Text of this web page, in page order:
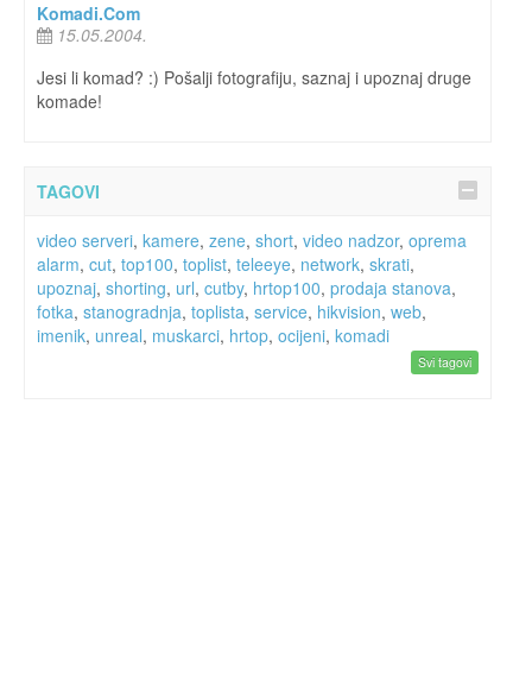
Komadi.Com
15.05.2004.
Jesi li komad? :) Pošalji fotografiju, saznaj i upoznaj druge
komade!
TAGOVI
video serveri, kamere, zene, short, video nadzor, oprema
alarm, cut, top100, toplist, teleeye, network, skrati,
upoznaj, shorting, url, cutby, hrtop100, prodaja stanova,
fotka, stanogradnja, toplista, service, hikvision, web,
imenik, unreal, muskarci, hrtop, ocijeni, komadi
Svi tagovi